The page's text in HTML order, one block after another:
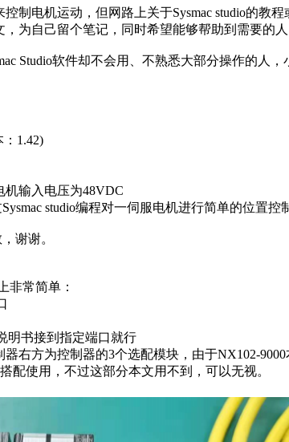
制电机运动，但网路上关于Sysmac studio的教
为自己留个笔记，同时希望能够帮助到需要的人
Studio软件却不会用、不熟悉大部分操作的人，
1.42)
机输入电压为48VDC
studio编程对一伺服电机进行简单的位置控
谢谢。
非常简单：
明书接到指定端口就行
右方为控制器的3个选配模块，由于NX102-
配使用，不过这部分本文用不到，可以无视。